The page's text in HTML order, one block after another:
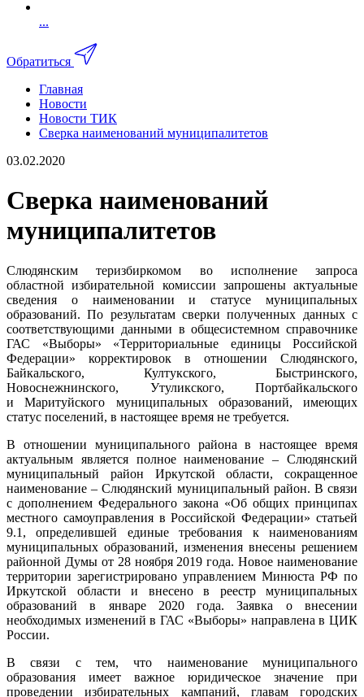
...
Обратиться
Главная
Новости
Новости ТИК
Сверка наименований муниципалитетов
03.02.2020
Сверка наименований
муниципалитетов
Слюдянским теризбиркомом во исполнение запроса
областной избирательной комиссии запрошены актуальные
сведения о наименовании и статусе муниципальных
образований. По результатам сверки полученных данных с
соответствующими данными в общесистемном справочнике
ГАС «Выборы» «Территориальные единицы Российской
Федерации» корректировок в отношении Слюдянского,
Байкальского, Култукского, Быстринского,
Новоснежнинского, Утуликского, Портбайкальского
и Маритуйского муниципальных образований, имеющих
статус поселений, в настоящее время не требуется.
В отношении муниципального района в настоящее время
актуальным является полное наименование – Слюдянский
муниципальный район Иркутской области, сокращенное
наименование – Слюдянский муниципальный район. В связи
с дополнением Федерального закона «Об общих принципах
местного самоуправления в Российской Федерации» статьей
9.1, определившей единые требования к наименованиям
муниципальных образований, изменения внесены решением
районной Думы от 28 ноября 2019 года. Новое наименование
территории зарегистрировано управлением Минюста РФ по
Иркутской области и внесено в реестр муниципальных
образований в январе 2020 года. Заявка о внесении
необходимых изменений в ГАС «Выборы» направлена в ЦИК
России.
В связи с тем, что наименование муниципального
образования имеет важное юридическое значение при
проведении избирательных кампаний, главам городских